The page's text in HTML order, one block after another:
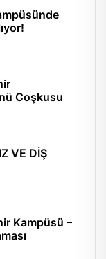
Coşkusu
VE DİŞ
Kampüsü –